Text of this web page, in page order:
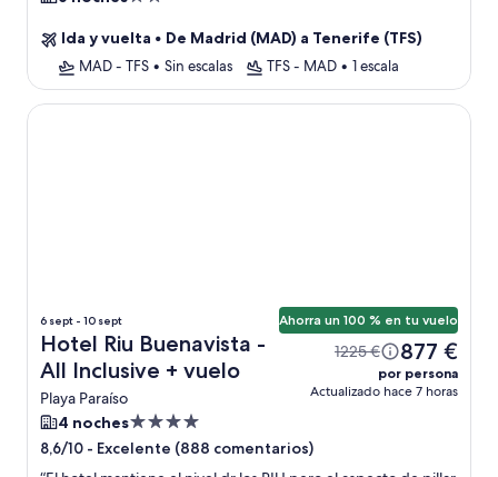
2.0 estrellas
Ida y vuelta • De Madrid (MAD) a Tenerife (TFS)
MAD - TFS • Sin escalas TFS - MAD • 1 escala
6 sept - 10 sept
Hotel Riu Buenavista -
All Inclusive + vuelo
Playa Paraíso
Ahorra un 100 % en tu vuelo
1225 € 877 €
por persona
Actualizado hace 7 horas
4 nochesAlojamiento
de
4.0 estrellas
8,6/10 - Excelente (888 comentarios)
Hotel Riu Buenavista - All Inclusive